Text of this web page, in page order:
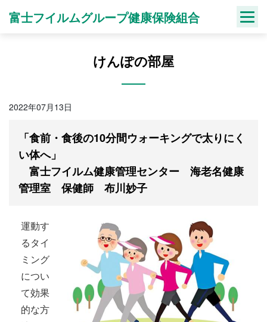
富士フイルムグループ健康保険組合
けんぽの部屋
2022年07月13日
「食前・食後の10分間ウォーキングで太りにく
い体へ」
富士フイルム健康管理センター 海老名健康
管理室 保健師 布川妙子
運動す
るタイ
ミング
につい
て効果
的な方